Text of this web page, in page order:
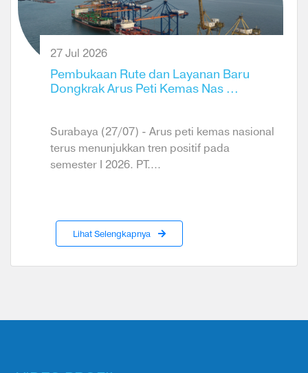
27 Jul 2026
Pembukaan Rute dan Layanan Baru
Dongkrak Arus Peti Kemas Nas ...
Surabaya (27/07) - Arus peti kemas nasional
terus menunjukkan tren positif pada
semester I 2026. PT....
Lihat Selengkapnya